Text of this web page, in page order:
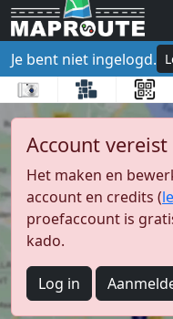
Je bent niet ingelogd.
Account vereist
Het maken en
account en credits (
proefaccount is
kado.
Log in